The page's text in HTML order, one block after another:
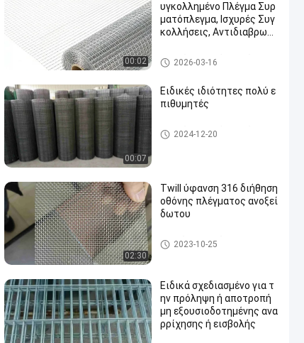
00:02
υγκολλημένο Πλέγμα Συρ
ματόπλεγμα, Ισχυρές Συγ
κολλήσεις, Αντιδιαβρωτι
τασία
Ενωμένο στενά SS πλέγμα κα
λωδίων
2026-03-16
00:07
Ειδικές ιδιότητες πολύ ε
πιθυμητές
Ενωμένο στενά SS πλέγμα κα
λωδίων
2024-12-20
02:30
Twill ύφανση 316 διήθηση
οθόνης πλέγματος ανοξεί
δωτου
υφαμένο SS πλέγμα καλωδί
ων
2023-10-25
Ειδικά σχεδιασμένο για τ
ην πρόληψη ή αποτροπή
μη εξουσιοδοτημένης ανα
ρρίχησης ή εισβολής